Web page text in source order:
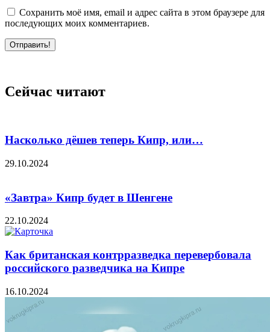
Сохранить моё имя, email и адрес сайта в этом браузере для
последующих моих комментариев.
Отправить!
Сейчас читают
Насколько дёшев теперь Кипр, или…
29.10.2024
«Завтра» Кипр будет в Шенгене
22.10.2024
Как британская контрразведка перевербовала
российского разведчика на Кипре
16.10.2024